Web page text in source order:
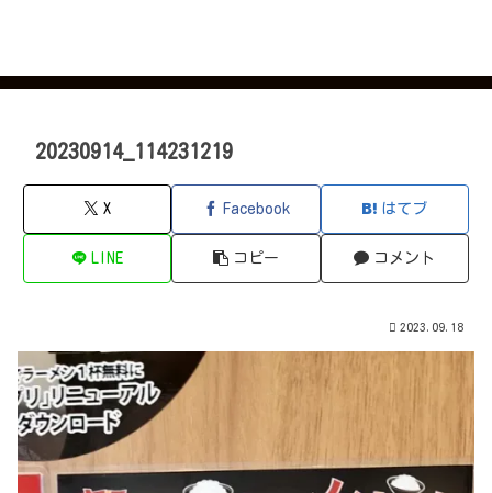
20230914_114231219
X Facebook はてブ
LINE コピー コメント
2023.09.18